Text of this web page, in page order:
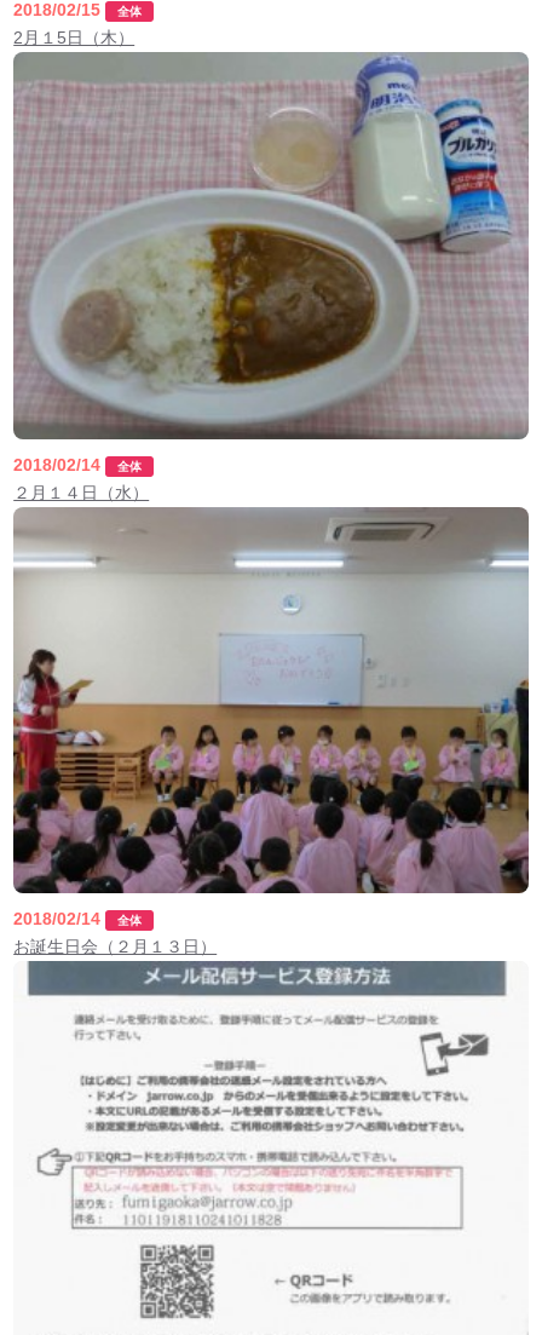
2018/02/15 全体
2月１5日（木）
2018/02/14 全体
２月１４日（水）
2018/02/14 全体
お誕生日会（２月１３日）